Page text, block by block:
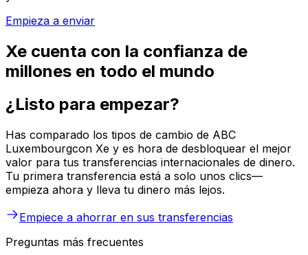
Empieza a enviar
Xe cuenta con la confianza de
millones en todo el mundo
¿Listo para empezar?
Has comparado los tipos de cambio de ABC
Luxembourgcon Xe y es hora de desbloquear el mejor
valor para tus transferencias internacionales de dinero.
Tu primera transferencia está a solo unos clics—
empieza ahora y lleva tu dinero más lejos.
Empiece a ahorrar en sus transferencias
Preguntas más frecuentes